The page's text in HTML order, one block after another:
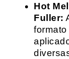
Hot
Fuller: